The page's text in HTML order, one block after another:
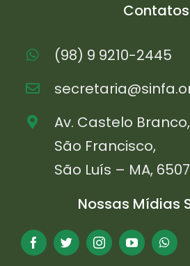
Contatos
(98) 9 9210-2445
Av. Castelo Branco,
São Francisco,
São Luís – MA,
Nossas Mídias